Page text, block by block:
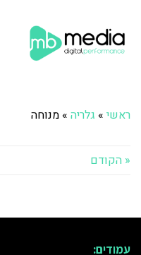
ראשי » גלריה » מנוחה
« הקודם
עמודים: